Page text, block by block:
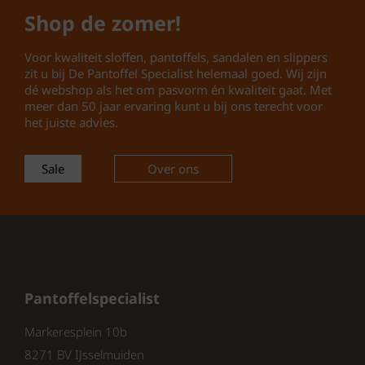
Sluiting:Klittenband – eenvoudig
aan- en uit te trekken, verstelbaar
voor een perfecte pasvorm.
Pasvorm:Normaal – geschikt voor
de meeste voettypes.
Seizoen:Continu – ideaal voor
Deze Rohde slippers dames 5865
Hetsuede voetbedvormt zich naar de voet
klittenband sluiting
aan te passen, waardoor ze zowel praktisch
als stijlvol zijn.
Waarom kiezen voor Rohde 5865 Dames
Shop de zomer!
Voor kwaliteit sloffen, pantoffels, sandalen en slippers
zit u bij De Pantoffel Specialist helemaal goed. Wij zijn
dé webshop als het om pasvorm én kwaliteit gaat. Met
meer dan 50 jaar ervaring kunt u bij ons terecht voor
het juiste advies.
Sale Over ons
Pantoffelspecialist
Markeresplein 10b
8271 BV IJsselmuiden